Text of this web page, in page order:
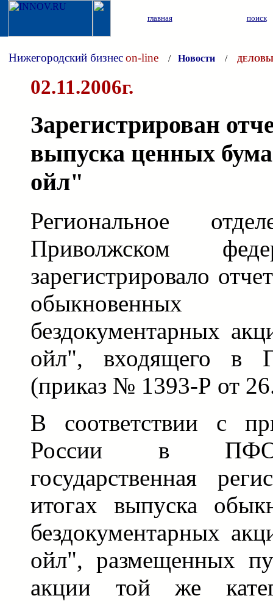
главная поиск
Нижегородский бизнесon-line / Новости /
02.11.2006г.
Зарегистрирован
выпуска ценных
ойл"
Региональное
Приволжском
зарегистрировало
бездокументарных
ойл", входящего в
(приказ № 1393-Р от
В соответствии с
России в ПФО
государственная
итогах выпуска
бездокументарных
ойл", размещенных
акции той же